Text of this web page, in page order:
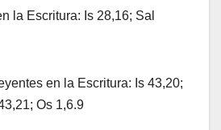
la Escritura: Is 28,16; Sal
en la Escritura: Is 43,20;
Os 1,6.9